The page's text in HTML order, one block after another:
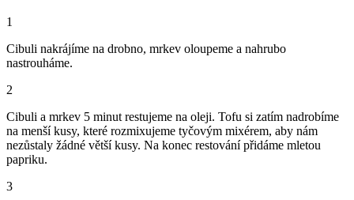
1
Cibuli nakrájíme na drobno, mrkev oloupeme a nahrubo
nastrouháme.
2
Cibuli a mrkev 5 minut restujeme na oleji. Tofu si zatím nadrobíme
na menší kusy, které rozmixujeme tyčovým mixérem, aby nám
nezůstaly žádné větší kusy. Na konec restování přidáme mletou
papriku.
3